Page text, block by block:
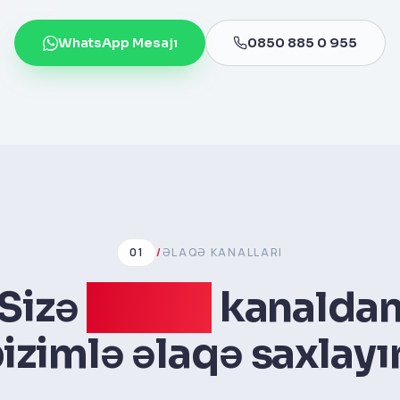
WhatsApp Mesajı 0850 885 0 955
01 /ƏLAQƏ KANALLARI
əlaqə